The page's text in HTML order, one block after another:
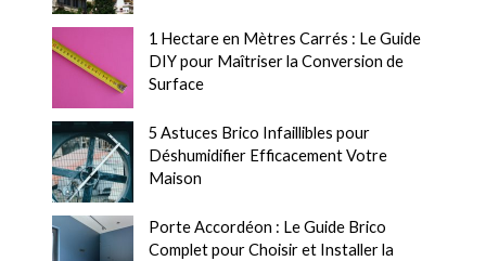
1 Hectare en Mètres Carrés : Le Guide
DIY pour Maîtriser la Conversion de
Surface
5 Astuces Brico Infaillibles pour
Déshumidifier Efficacement Votre
Maison
Porte Accordéon : Le Guide Brico
Complet pour Choisir et Installer la